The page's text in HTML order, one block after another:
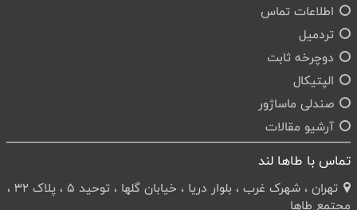
اطلاعات تماس
تردمیل
دوچرخه ثابت
الپتیکال
صندلی ماساژور
آرشیو مقالات
تماس با طاها لند
تهران ، شهرک غرب ، بلوار دریا ، خیابان گلها ، توحید 5 ، پلاک 32 ،